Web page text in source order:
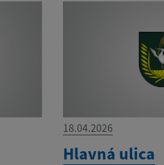
18.04.2026
Hlavná ulica